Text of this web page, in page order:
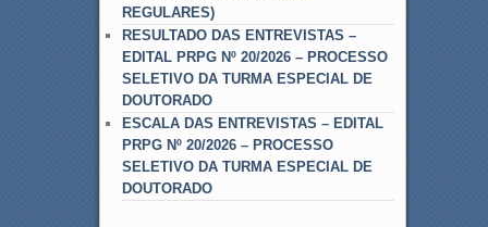
REGULARES)
RESULTADO DAS ENTREVISTAS –
EDITAL PRPG Nº 20/2026 – PROCESSO
SELETIVO DA TURMA ESPECIAL DE
DOUTORADO
ESCALA DAS ENTREVISTAS – EDITAL
PRPG Nº 20/2026 – PROCESSO
SELETIVO DA TURMA ESPECIAL DE
DOUTORADO